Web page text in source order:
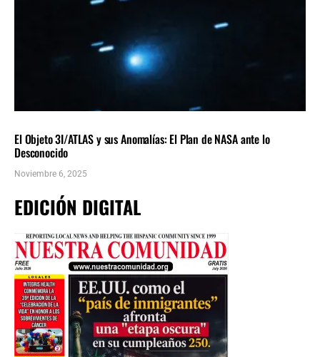
El Objeto 3I/ATLAS y sus Anomalías: El Plan de NASA ante lo
Desconocido
Noviembre 6, 2025
EDICIÓN DIGITAL